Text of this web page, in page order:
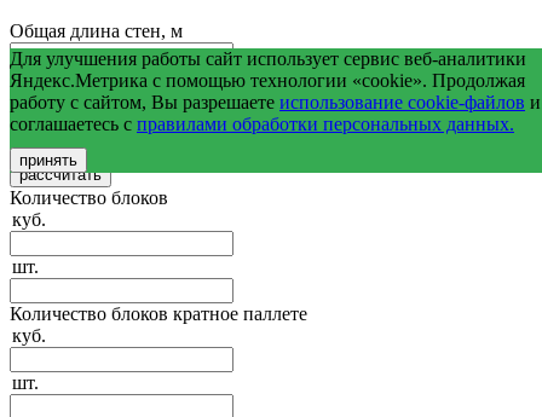
Общая длина стен, м
Средняя высота стен, м
Общая площадь оконных и дверных проемов, м2
Количество блоков
куб.
шт.
Количество блоков кратное паллете
куб.
шт.
Для улучшения работы сайт использует сервис веб-аналитики
Яндекс.Метрика с помощью технологии «cookie». Продолжая
работу с сайтом, Вы разрешаете использование cookie-файлов и
соглашаетесь с правилами обработки персональных данных.
принять